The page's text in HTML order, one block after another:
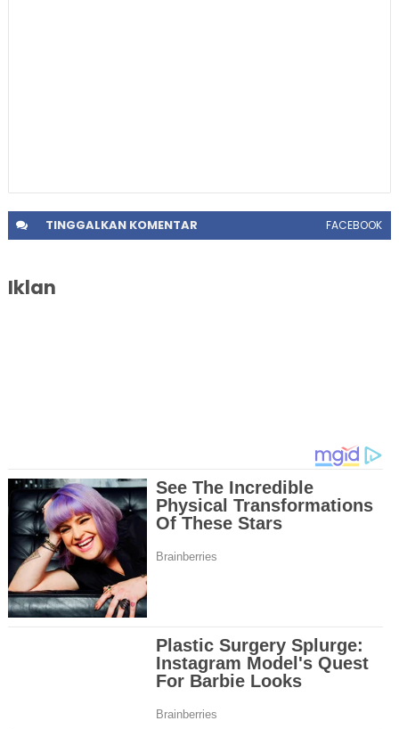
TINGGALKANKOMENTAR FACEBOOK
Iklan